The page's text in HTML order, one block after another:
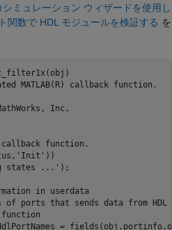
シミュレーション ウィザードを使用し
関数で HDL モジュールを検証する を
MATLAB(R) callback function.
Inc.
function.
'Init' ))
states ...' );
in userdata
of ports that sends data from
function
=